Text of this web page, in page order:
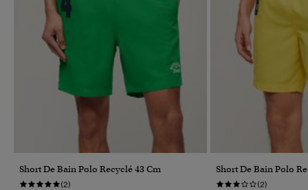
Short De Bain Polo Recyclé 43 Cm
(2)
Short De Bain Polo
(2)